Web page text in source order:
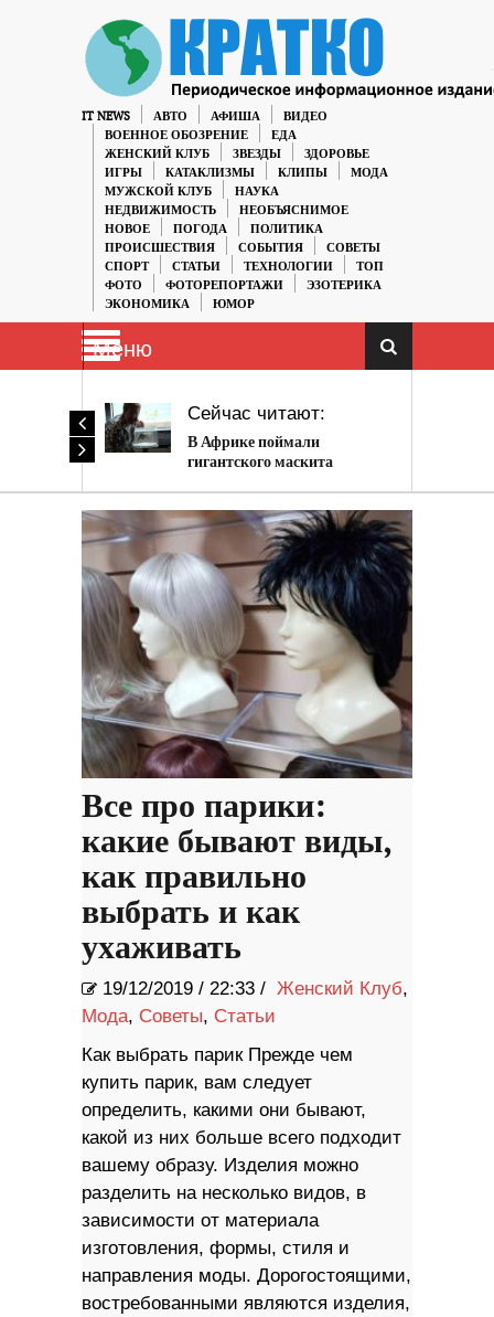
IT NEWS АВТО АФИША
ВИДЕО
ВОЕННОЕ ОБОЗРЕНИЕ
ЕДА
ЖЕНСКИЙ КЛУБ
ЗВЕЗДЫ
ЗДОРОВЬЕ
ИГРЫ
КАТАКЛИЗМЫ КЛИПЫ
МОДА
МУЖСКОЙ КЛУБ
НАУКА
НЕДВИЖИМОСТЬ
НЕОБЪЯСНИМОЕ
НОВОЕ
ПОГОДА
ПОЛИТИКА
ПРОИСШЕСТВИЯ
СОБЫТИЯ
СОВЕТЫ
СПОРТ
СТАТЬИ ТЕХНОЛОГИИ
ТОП
ФОТО
ФОТОРЕПОРТАЖИ
ЭЗОТЕРИКА
ЭКОНОМИКА
ЮМОР
Меню
Сейчас читают:
В Африке поймали
гигантского маскита
Все про парики:
какие бывают виды,
как правильно
выбрать и как
ухаживать
19/12/2019 / 22:33 / Женский Клуб,
Мода, Советы, Статьи
Как выбрать парик Прежде чем
купить парик, вам следует
определить, какими они бывают,
какой из них больше всего подходит
вашему образу. Изделия можно
разделить на несколько видов, в
зависимости от материала
изготовления, формы, стиля и
направления моды. Дорогостоящими,
востребованными являются изделия,